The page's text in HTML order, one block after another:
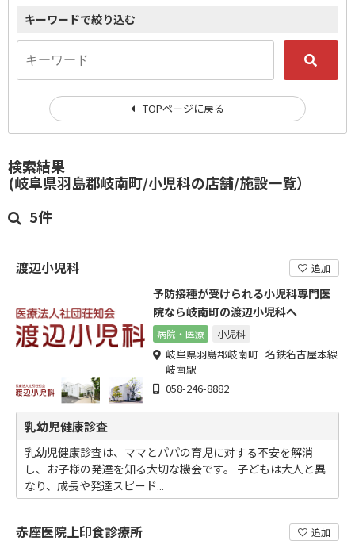
検索結果
(岐阜県羽島郡岐南町/小児科の店舗/施設一覧）
5件
渡辺小児科 追加
予防接種が受けられる小児科専門医
院なら岐南町の渡辺小児科へ
病院・医療 小児科
岐阜県羽島郡岐南町 名鉄名古屋本線
岐南駅
058-246-8882
乳幼児健康診査
乳幼児健康診査は、ママとパパの育児に対する不安を解消
し、お子様の発達を知る大切な機会です。 子どもは大人と異
なり、成長や発達スピード...
赤座医院上印食診療所 追加
キーワードで絞り込む
TOPページに戻る